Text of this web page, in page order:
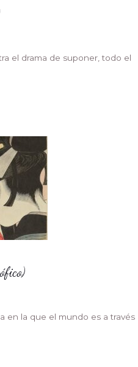
el drama de suponer, todo el
en la que el mundo es a través